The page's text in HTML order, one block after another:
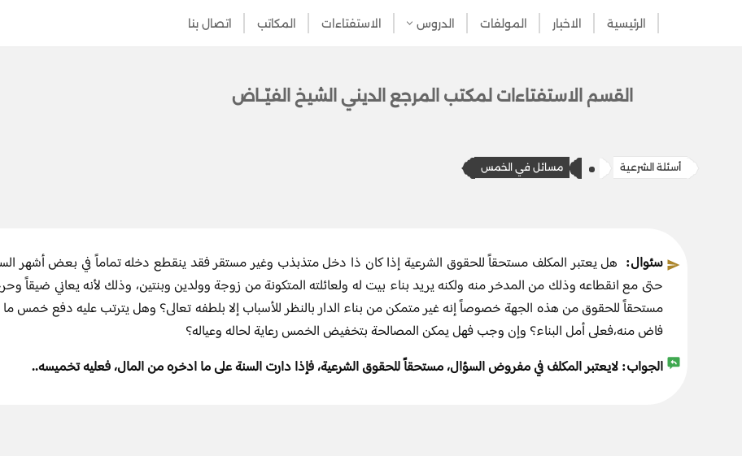
الرئيسية الاخبار المولفات الدروس الاستفتاءات المكاتب اتصال بنا
القسم الاستفتاءات ل​​مكتب المرج​ع الديني الشيخ الفيّــاض
أسئلة الشرعية ​​مسائل في الخمس
سئوال: هل يعتبر المكلف مستحقاً للحقوق الشرعية إذا كان ذا دخل متذبذب وغير مستقر فقد ينقطع دخله تماماً في بعض أشهر
حتى مع انقطاعه وذلك من المدخر منه ولكنه يريد بناء بيت له ولعائلته المتكونة من زوجة وولدين وبنتين، وذلك لأنه يعاني
مستحقاً للحقوق من هذه الجهة خصوصاً إنه غير متمكن من بناء الدار بالنظر للأسباب إلا بلطفه تعالى؟ وهل يترتب عليه دفع خمس
فاض منه،فعلى أمل البناء؟ وإن وجب فهل يمكن المصالحة بتخفيض الخمس رعاية لحاله وعياله؟
الجواب:لايعتبر المكلف في مفروض السؤال، مستحقاً للحقوق الشرعية، فإذا دارت السنة على ما ادخره من المال، فعليه تخميسه..